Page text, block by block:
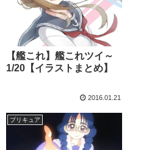
【艦これ】艦これツイ～
1/20【イラストまとめ】
2016.01.21
プリキュア